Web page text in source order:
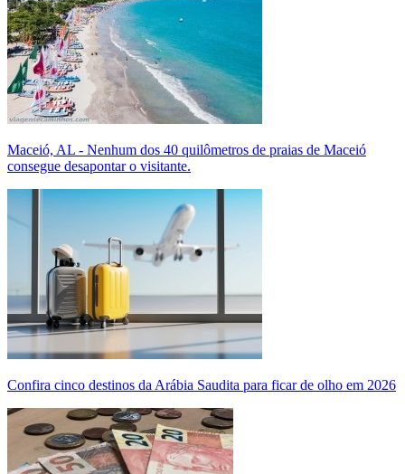
Maceió, AL - Nenhum dos 40 quilômetros de praias de Maceió
consegue desapontar o visitante.
Confira cinco destinos da Arábia Saudita para ficar de olho em 2026